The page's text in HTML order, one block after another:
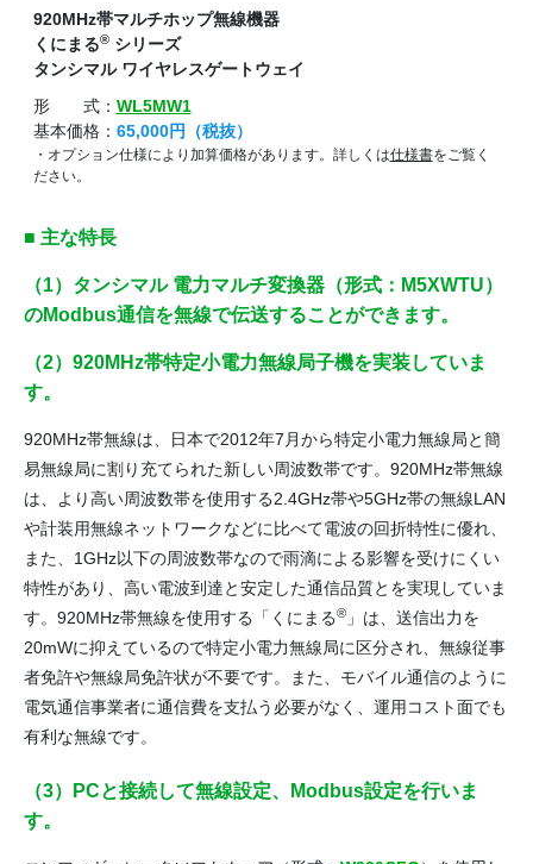
920MHz帯マルチホップ無線機器
くにまる®シリーズ
タンシマル ワイヤレスゲートウェイ
形 式： WL5MW1
基本価格： 65,000円（税抜）
・オプション仕様により加算価格があります。詳しくは仕様書をご覧く
ださい。
■ 主な特長
（1）タンシマル 電力マルチ変換器（形式：M5XWTU）
のModbus通信を無線で伝送することができます。
（2）920MHz帯特定小電力無線局子機を実装していま
す。
920MHz帯無線は、日本で2012年7月から特定小電力無線局と簡
易無線局に割り充てられた新しい周波数帯です。920MHz帯無線
は、より高い周波数帯を使用する2.4GHz帯や5GHz帯の無線LAN
や計装用無線ネットワークなどに比べて電波の回折特性に優れ、
また、1GHz以下の周波数帯なので雨滴による影響を受けにくい
特性があり、高い電波到達と安定した通信品質とを実現していま
す。920MHz帯無線を使用する「くにまる® 」は、送信出力を
20mWに抑えているので特定小電力無線局に区分され、無線従事
者免許や無線局免許状が不要です。また、モバイル通信のように
電気通信事業者に通信費を支払う必要がなく、運用コスト面でも
有利な無線です。
（3）PCと接続して無線設定、Modbus設定を行いま
す。